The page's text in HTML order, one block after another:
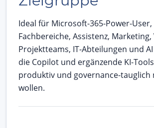
Ideal für Microsoft-365-Power-User,
Fachbereiche, Assistenz,
Projektteams, IT-Abteilungen und
die Copilot und ergänzende KI-
produktiv und governance-tauglich
wollen.